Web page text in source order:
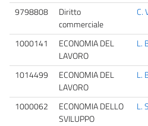
9798808
Diritto
commerciale
C.
1000141
ECONOMIA DEL
LAVORO
L.
1014499
ECONOMIA DEL
LAVORO
L.
1000062
ECONOMIA DELLO
SVILUPPO
L.